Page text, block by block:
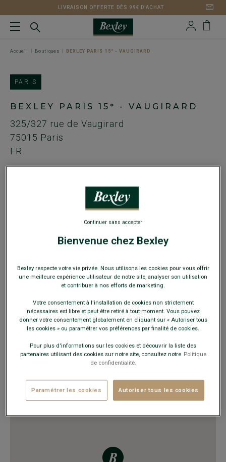
LIVRAISON OFFERTE DÈS 99€ D'ACHAT
Accueil Boutiques BEXLEY PARIS 15° - VAUGIRARD
PARIS
BEXLEY PARIS 15° - VAUGIRARD
325/327 rue de Vaugirard
75015 Paris
FR
01 71 24 86 74
vaugirard@bexley.fr
HORAIRES
Samedi9h30 - 20h00
DimancheFermé
VOUS Y TROUVEREZ
Chaussures ville et détente
Chemises, pulls, polos, pantalons
Ceintures et sous-vêtements
Maroquinerie, accessoires mode
Bienvenue chez Bexley
Bexley respecte votre vie privée. Nous utilisons les cookies pour vous offrir
une meilleure expérience utilisateur de notre site, analyser son utilisation
et contribuer à nos efforts de marketing.
Votre consentement à l'installation de cookies non strictement
nécessaires est libre et peut être retiré à tout moment. Vous pouvez
donner votre consentement globalement en cliquant sur « Autoriser tous
les cookies » ou paramétrer vos préférences par finalité de cookies.
Pour plus d'informations sur les cookies et découvrir la liste des
partenaires utilisant des cookies sur notre site, consultez notre Politique
de confidentialité.
Paramétrer les cookies Autoriser tous les cookies
Continuer sans accepter